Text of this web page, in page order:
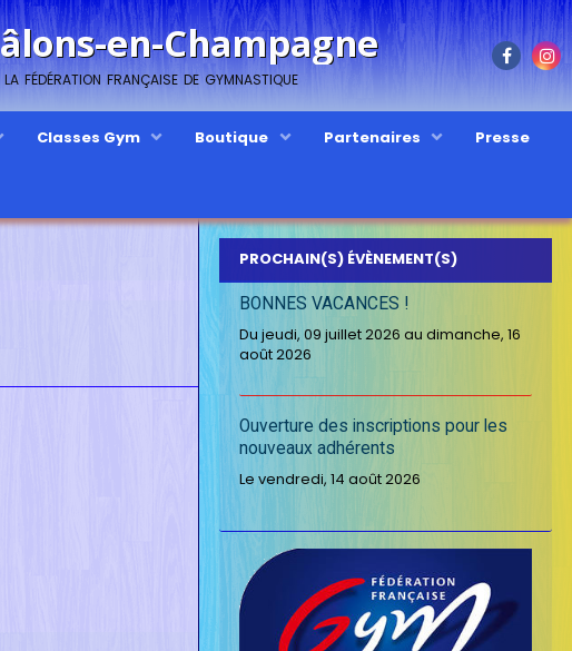
en-Champagne
fédération française de gymnastique
Classes Gym Boutique Partenaires Presse
PROCHAIN(S) ÉVÈNEMENT(S)
BONNES VACANCES !
Du jeudi, 09 juillet 2026 au dimanche, 16
août 2026
Ouverture des inscriptions pour les
nouveaux adhérents
Le vendredi, 14 août 2026